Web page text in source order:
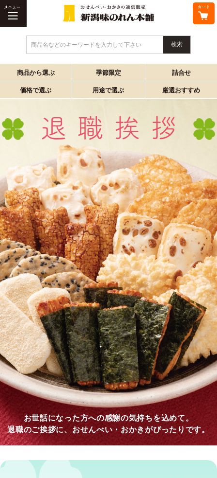
商品名などのキーワードを入力して下さい
商品から選ぶ 季節限定 詰合せ
価格で選ぶ 用途で選ぶ 厳選おすすめ
退職挨拶
お世話になった方への感謝の気持ちを込めて。
退職のご挨拶に、おせんべい・おかきがぴったりです。